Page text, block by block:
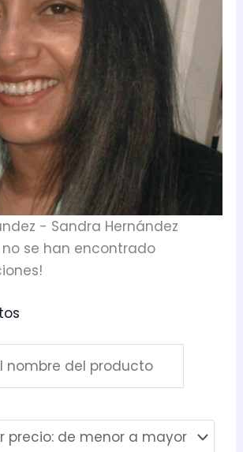
- Sandra Hernández
no se han encontrado